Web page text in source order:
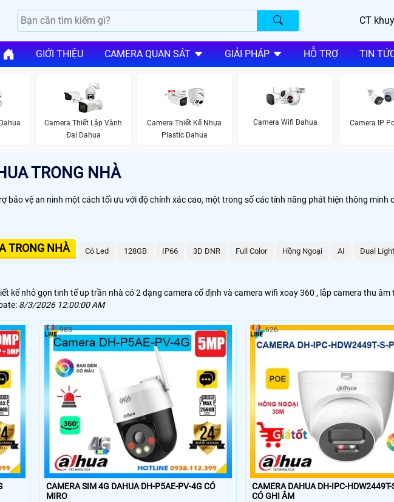
CT
GIỚI THIỆU CAMERA QUAN SÁT GIẢI PHÁP HỖ TRỢ TIN
Camera Thiết Lập Vành
Đai Dahua
Camera Thiết Kế Nhựa
Plastic Dahua
Camera Wifi Dahua Camera IP
TRONG NHÀ
bảo vệ an ninh một cách tối ưu với độ chính xác cao, một trong số các tính năng phát hiện thông
TRONG NHÀ Có Led 128GB IP66 3D DNR Full Color Hồng Ngoại AI Dual Light
kế nhỏ gọn tinh tế up trần nhà có 2 dạng camera cố định và camera wifi xoay 360 , lắp camera thu
8/3/2026 12:00:00 AM
CAMERA SIM 4G DAHUA DH-P5AE-PV-4G CÓ
MIRO
983
CAMERA DAHUA DH-IPC-
CÓ GHI ÂM
626